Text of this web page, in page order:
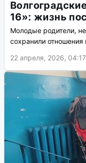
16»: жизнь
Молодые родители,
сохранили
22 апреля, 2026, 04:17